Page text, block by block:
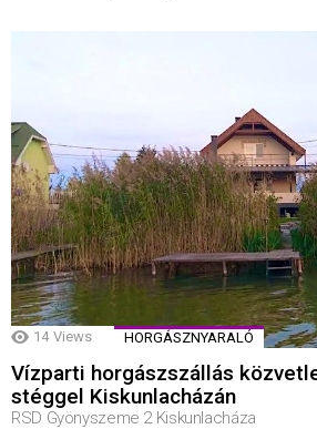
14 Views HORGÁSZNYARALÓ
Vízparti horgászszállás
stéggel Kiskunlacházán
RSD Gyönyszeme 2 Kiskunlacháza